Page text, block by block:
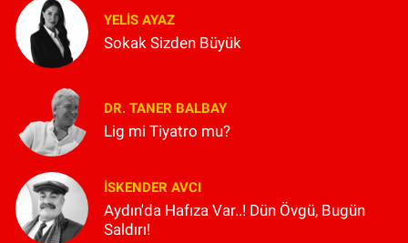
YELIS AYAZ
Sokak Sizden Büyük
DR. TANER BALBAY
Lig mi Tiyatro mu?
İSKENDER AVCI
Aydın'da Hafıza Var..! Dün Övgü, Bugün
Saldırı!